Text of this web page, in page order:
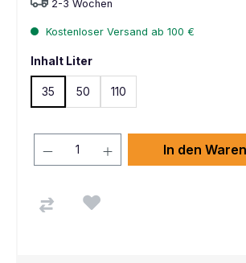
2-3 Wochen
Kostenloser Versand ab 100 €
Inhalt Liter
35 50 110
In den